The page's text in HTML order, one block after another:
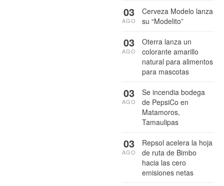
Cerveza Modelo lanza
su “Modelito”
03
AGO
Oterra lanza un
colorante amarillo
natural para alimentos
para mascotas
03
AGO
Se incendia bodega
de PepsiCo en
Matamoros,
Tamaulipas
03
AGO
Repsol acelera la hoja
de ruta de Bimbo
hacia las cero
emisiones netas
03
AGO